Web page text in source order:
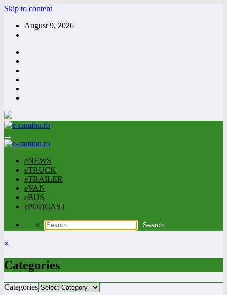
Skip to content
August 9, 2026
eNEWS
eTRUCK
eTRAILER
eVAN
eBUS
ePODCAST
×
Categories
Categories